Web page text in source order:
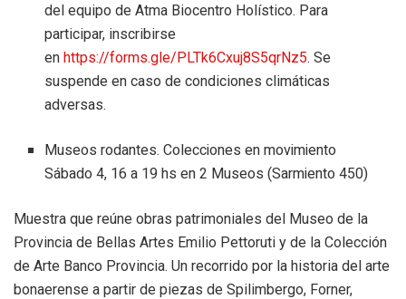
del equipo de Atma Biocentro Holístico. Para
participar, inscribirse
enhttps://forms.gle/PLTk6Cxuj8S5qrNz5. Se
suspende en caso de condiciones climáticas
adversas.
Museos rodantes. Colecciones en movimiento
Sábado 4, 16 a 19 hs en 2 Museos (Sarmiento 450)
Muestra que reúne obras patrimoniales del Museo de la
Provincia de Bellas Artes Emilio Pettoruti y de la Colección
de Arte Banco Provincia. Un recorrido por la historia del arte
bonaerense a partir de piezas de Spilimbergo, Forner,